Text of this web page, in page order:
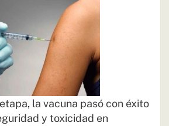
la vacuna pasó con éxito
y toxicidad en